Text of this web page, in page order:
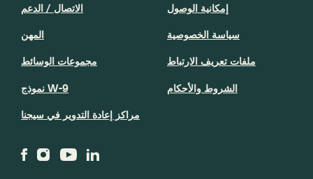
الاتصال / الدعم
المهن
مجموعات الوسائط
نموذج W-9
مراكز إعادة التدوير في سيجنا
إمكانية الوصول
سياسة الخصوصية
ملفات تعريف الارتباط
الشروط والأحكام